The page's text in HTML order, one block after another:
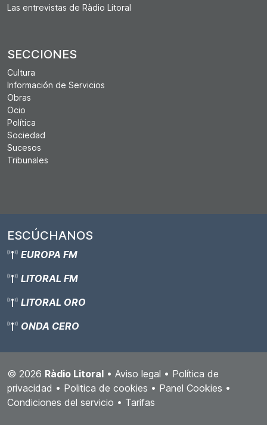
Las entrevistas de Ràdio Litoral
SECCIONES
Cultura
Información de Servicios
Obras
Ocio
Política
Sociedad
Sucesos
Tribunales
ESCÚCHANOS
EUROPA FM
LITORAL FM
LITORAL ORO
ONDA CERO
© 2026 Ràdio Litoral • Aviso legal • Política de
privacidad • Politica de cookies • Panel Cookies •
Condiciones del servicio • Tarifas